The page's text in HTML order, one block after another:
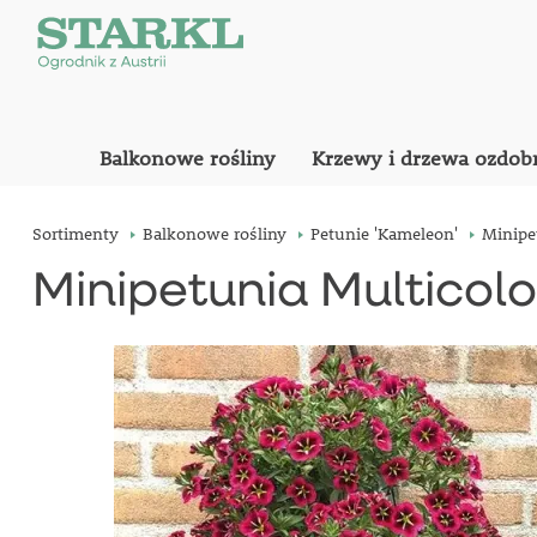
Balkonowe rośliny Krzewy i drzewa
Sortimenty Balkonowe rośliny Petunie 'Kameleon'
Minipetunia